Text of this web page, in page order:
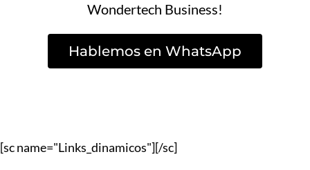
Wondertech Business!
Hablemos en WhatsApp
[sc name="Links_dinamicos"][/sc]